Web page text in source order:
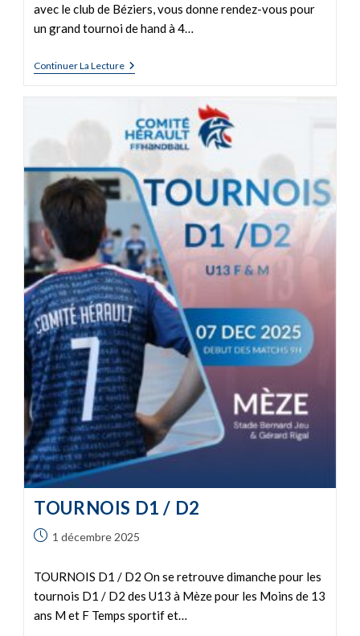
avec le club de Béziers, vous donne rendez-vous pour
un grand tournoi de hand à 4…
Continuer La Lecture
TOURNOIS D1 / D2
1 décembre 2025
TOURNOIS D1 / D2 On se retrouve dimanche pour les
tournois D1 / D2 des U13 à Mèze pour les Moins de 13
ans M et F Temps sportif et…